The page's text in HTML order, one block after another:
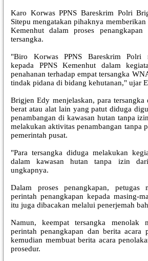
Karo Korwas PPNS Bareskrim Polri
Sitepu mengatakan pihaknya memberikan
Kemenhut dalam proses penangkapan
tersangka.
"Biro Korwas PPNS Bareskrim Polri
kepada PPNS Kemenhut dalam
penahanan terhadap empat tersangka
tindak pidana di bidang kehutanan," ujar
Brigjen Edy menjelaskan, para tersangka
berat atau alat lain yang patut diduga
penambangan di kawasan hutan tanpa
melakukan aktivitas penambangan tanpa
pemerintah pusat.
"Para tersangka diduga melakukan
dalam kawasan hutan tanpa izin
ungkapnya.
Dalam proses penangkapan, petugas
perintah penangkapan kepada masing-
itu juga dibacakan melalui penerjemah
Namun, keempat tersangka menolak
perintah penangkapan dan berita acara
kemudian membuat berita acara
prosedur.